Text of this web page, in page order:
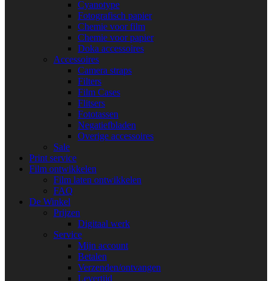
Cyanotype
Fotografisch papier
Chemie voor film
Chemie voor papier
Doka accessoires
Accessoires
Camera straps
Filters
Film Cases
Flitsers
Fototassen
Negatiefbladen
Overige accessoires
Sale
Print service
Film ontwikkelen
Film laten ontwikkelen
FAQ
De Winkel
Prijzen
Digitaal werk
Service
Mijn account
Betalen
Verzenden/ontvangen
Levertijd